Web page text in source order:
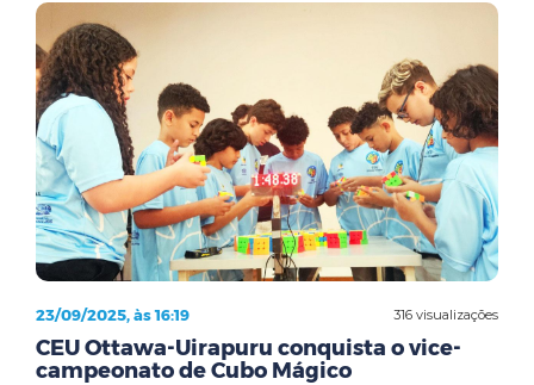
316 visualizações
23/09/2025, às 16:19
CEU Ottawa-Uirapuru conquista o vice-
campeonato de Cubo Mágico